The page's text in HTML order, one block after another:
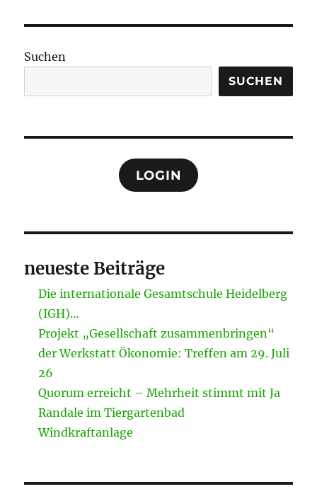
Suchen
SUCHEN
LOGIN
neueste Beiträge
Die internationale Gesamtschule Heidelberg
(IGH)…
Projekt „Gesellschaft zusammenbringen“
der Werkstatt Ökonomie: Treffen am 29. Juli
26
Quorum erreicht – Mehrheit stimmt mit Ja
Randale im Tiergartenbad
Windkraftanlage